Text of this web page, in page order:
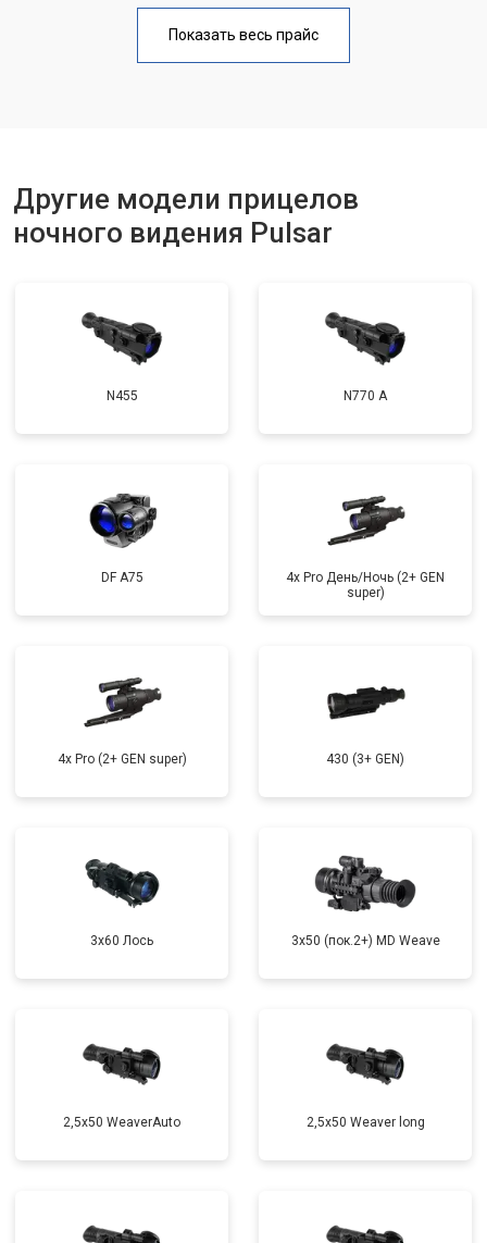
Показать весь прайс
Другие модели прицелов
ночного видения Pulsar
N455 N770 А
DF A75
4x Pro День/Ночь (2+ GEN
super)
4x Pro (2+ GEN super) 430 (3+ GEN)
3x60 Лось 3x50 (пок.2+) MD Weave
2,5x50 WeaverAuto 2,5x50 Weaver long